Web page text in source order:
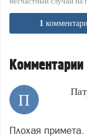
1
Комментарии
П
Плохая